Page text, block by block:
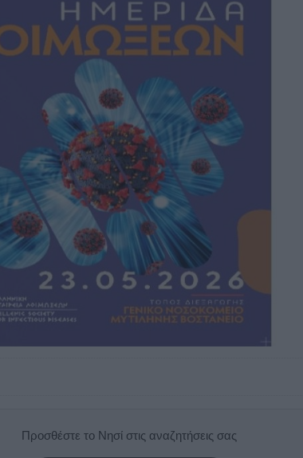
Προσθέστε το Νησί στις αναζητήσεις σας